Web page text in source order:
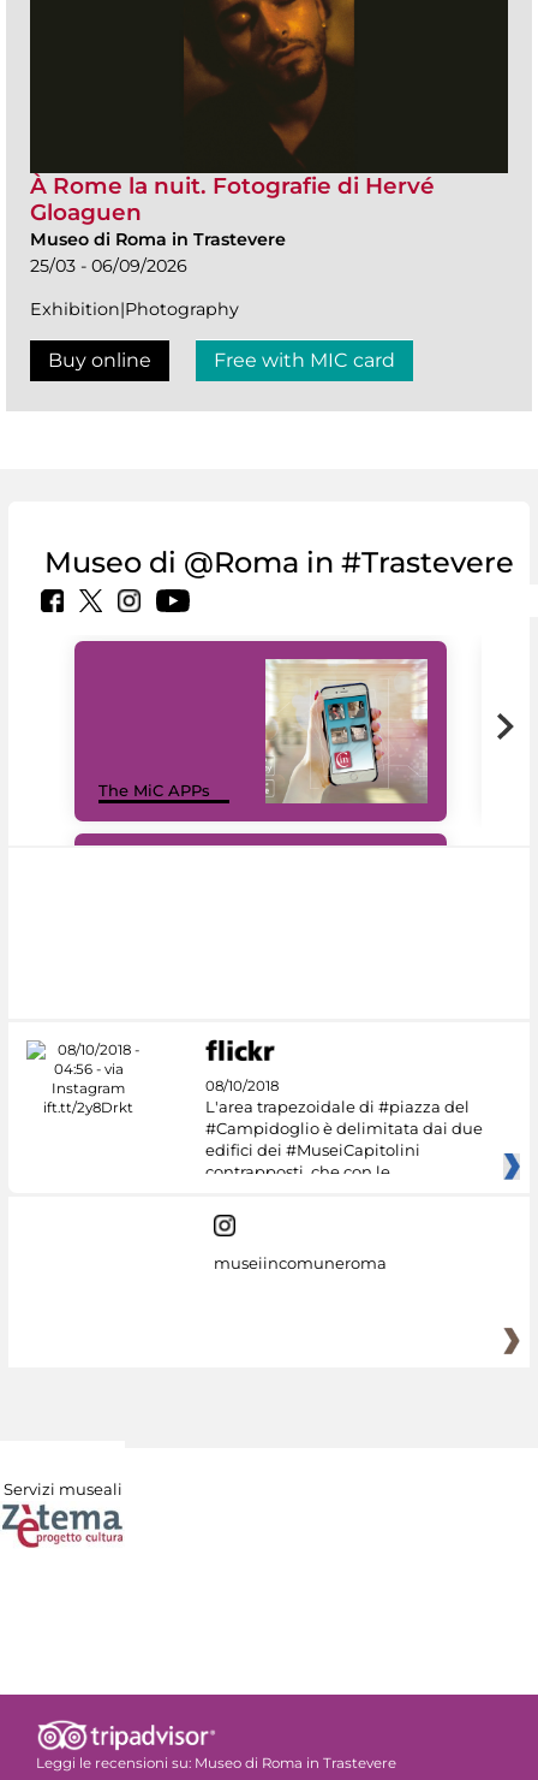
À Rome la nuit. Fotografie di Hervé
Gloaguen
Museo di Roma in Trastevere
25/03 - 06/09/2026
Exhibition|Photography
Buy online Free with MIC card
Museo di @Roma in #Trastevere
The MiC APPs
08/10/2018
L'area trapezoidale di #piazza del
#Campidoglio è delimitata dai due
edifici dei #MuseiCapitolini
contrapposti, che con le
museiincomuneroma
Servizi museali
Leggi le recensioni su: Museo di Roma in Trastevere